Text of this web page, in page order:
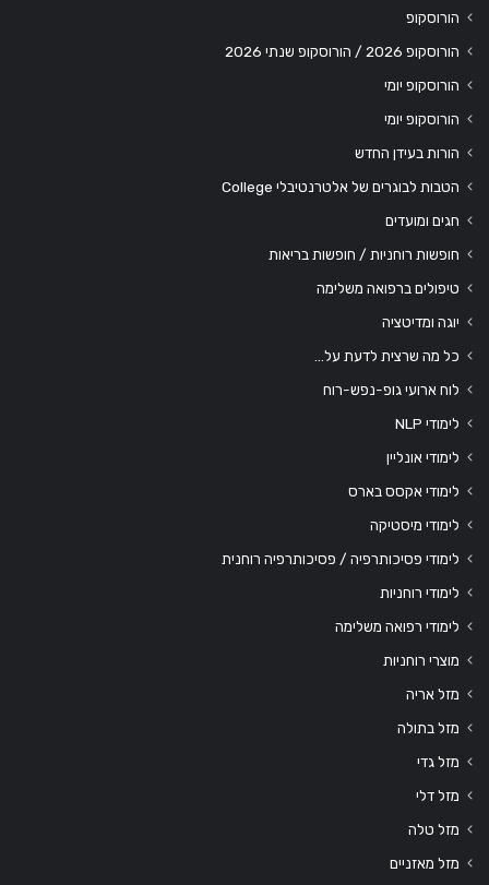
הורוסקופ
הורוסקופ 2026 / הורוסקופ שנתי 2026
הורוסקופ יומי
הורוסקופ יומי
הורות בעידן החדש
הטבות לבוגרים של אלטרנטיבלי College
חגים ומועדים
חופשות רוחניות / חופשות בריאות
טיפולים ברפואה משלימה
יוגה ומדיטציה
כל מה שרצית לדעת על…
לוח ארועי גופ-נפש-רוח
לימודי NLP
לימודי אונליין
לימודי אקסס בארס
לימודי מיסטיקה
לימודי פסיכותרפיה / פסיכותרפיה רוחנית
לימודי רוחניות
לימודי רפואה משלימה
מוצרי רוחניות
מזל אריה
מזל בתולה
מזל גדי
מזל דלי
מזל טלה
מזל מאזניים